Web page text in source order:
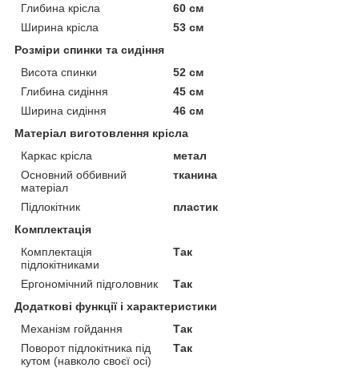
Глибина крісла
60 см
Ширина крісла
53 см
Розміри спинки та сидіння
Висота спинки
52 см
Глибина сидіння
45 см
Ширина сидіння
46 см
Матеріал виготовлення крісла
Каркас крісла
метал
Основний оббивний
матеріал
тканина
Підлокітник
пластик
Комплектація
Комплектація
підлокітниками
Так
Ергономічний підголовник
Так
Додаткові функції і характеристики
Механізм гойдання
Так
Поворот підлокітника під
кутом (навколо своєї осі)
Так